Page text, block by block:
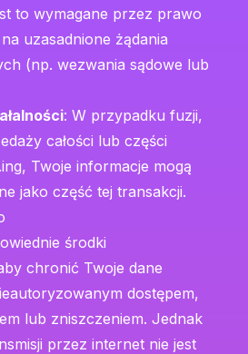
to wymagane przez prawo
uzasadnione żądania
(np. wezwania sądowe lub
: W przypadku fuzji,
całości lub części
Twoje informacje mogą
jako część tej transakcji.
środki
chronić Twoje dane
dostępem,
lub zniszczeniem. Jednak
przez internet nie jest